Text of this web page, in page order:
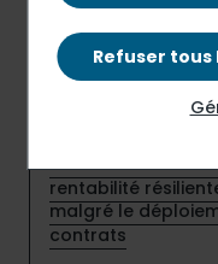
Elior France
mission et inscrit
Elior affiche une
rentabilité
malgré le
contrats
Refuser